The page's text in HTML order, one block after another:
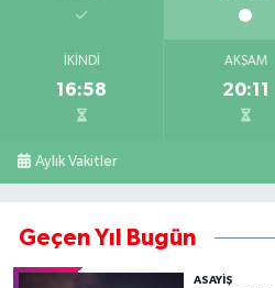
İKINDI
16:58
AKŞAM
20:11
Aylık Vakitler
Geçen Yıl Bugün
ASAYİŞ